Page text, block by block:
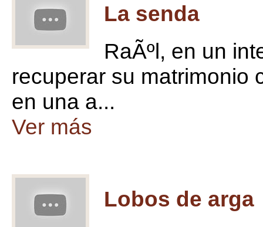
La senda
RaÃºl, en un
recuperar su matrimonio
en una a...
Ver más
Lobos de arga